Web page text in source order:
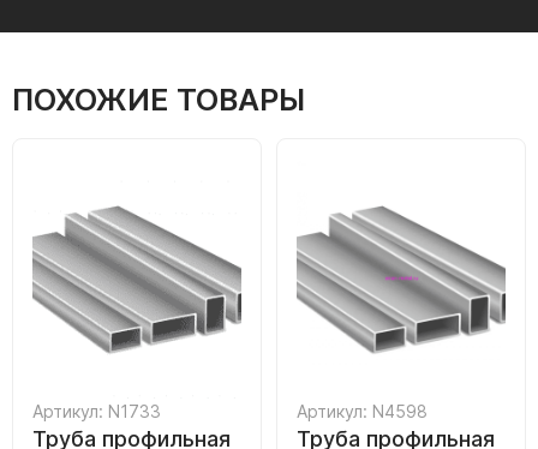
ПОХОЖИЕ ТОВАРЫ
Артикул: N1733
Труба профильная
Артикул: N4598
Труба профильная